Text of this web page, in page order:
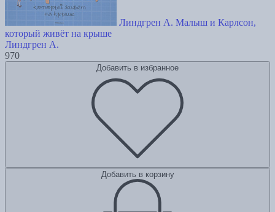
Линдгрен А. Малыш и Карлсон,
который живёт на крыше
Линдгрен А.
970
Добавить в избранное
Добавить в корзину